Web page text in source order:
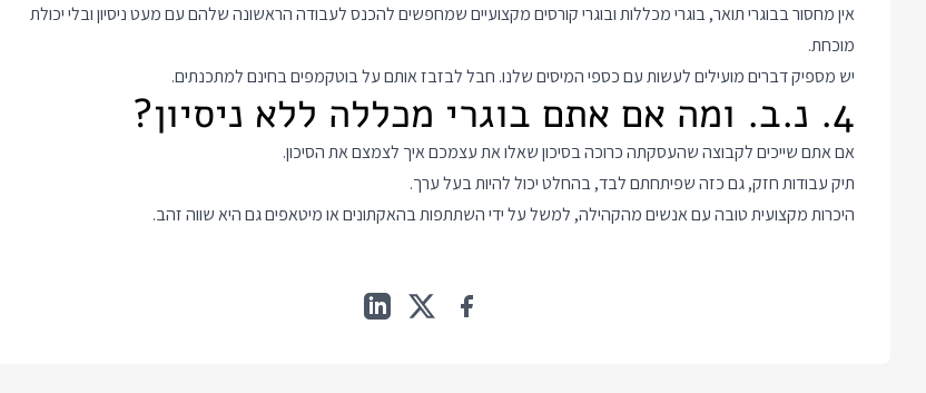
אין מחסור בבוגרי תואר, בוגרי מכללות ובוגרי קורסים מקצועיים שמחפשים להכנס לעבודה הראשונה שלהם עם מעט ניסיון ובלי יכולת
מוכחת.
יש מספיק דברים מועילים לעשות עם כספי המיסים שלנו. חבל לבזבז אותם על בוטקמפים בחינם למתכנתים.
4. נ.ב. ומה אם אתם בוגרי מכללה ללא ניסיון?
אם אתם שייכים לקבוצה שהעסקתה כרוכה בסיכון שאלו את עצמכם איך לצמצם את הסיכון.
תיק עבודות חזק, גם כזה שפיתחתם לבד, בהחלט יכול להיות בעל ערך.
היכרות מקצועית טובה עם אנשים מהקהילה, למשל על ידי השתתפות בהאקתונים או מיטאפים גם היא שווה זהב.